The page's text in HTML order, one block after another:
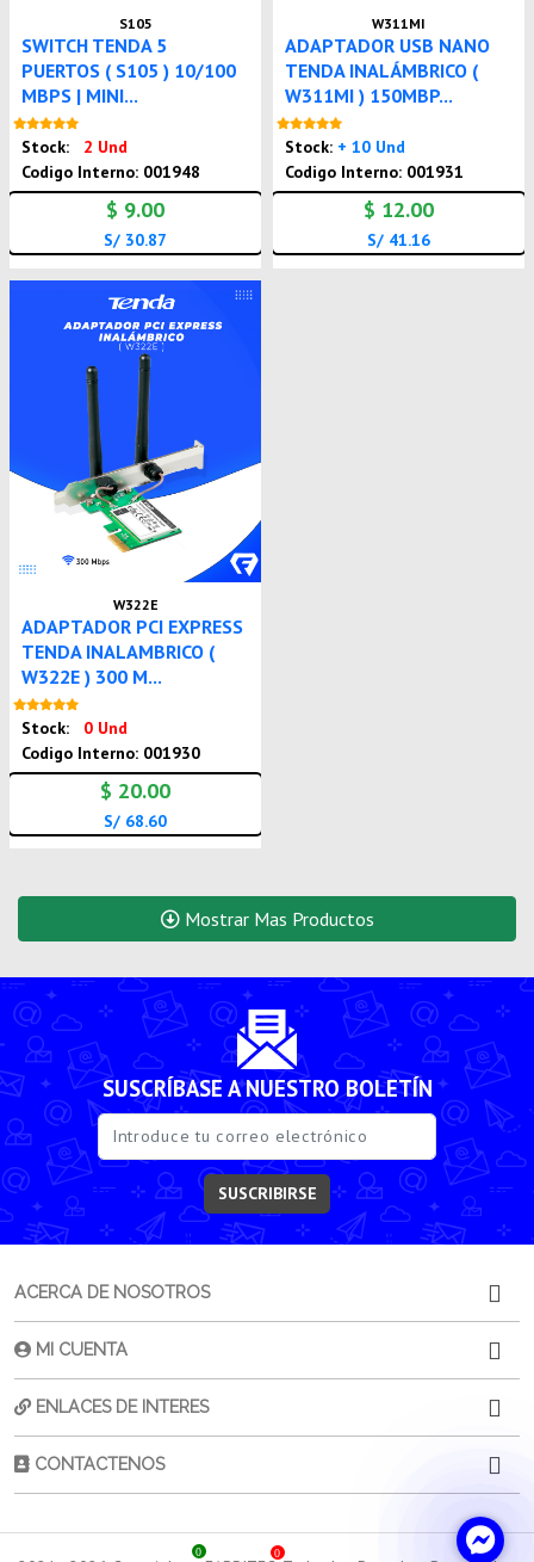
0 0
S105
SWITCH TENDA 5
PUERTOS ( S105 ) 10/100
MBPS | MINI...
Stock:
2 Und
Codigo Interno: 001948
$ 9.00
S/ 30.87
W311MI
ADAPTADOR USB NANO
TENDA INALÁMBRICO (
W311MI ) 150MBP...
Stock: + 10 Und
Codigo Interno: 001931
$ 12.00
S/ 41.16
W322E
ADAPTADOR PCI EXPRESS
TENDA INALAMBRICO (
W322E ) 300 M...
Stock:
0 Und
Codigo Interno: 001930
$ 20.00
S/ 68.60
Mostrar Mas Productos
SUSCRÍBASE A NUESTRO BOLETÍN
SUSCRIBIRSE
ACERCA DE NOSOTROS
MI CUENTA
ENLACES DE INTERES
CONTACTENOS